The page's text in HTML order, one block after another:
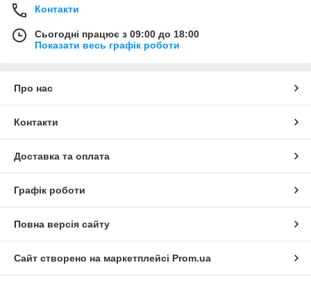
Контакти
Сьогодні працює з 09:00 до 18:00
Показати весь графік роботи
Про нас
Контакти
Доставка та оплата
Графік роботи
Повна версія сайту
Сайт створено на маркетплейсі Prom.ua